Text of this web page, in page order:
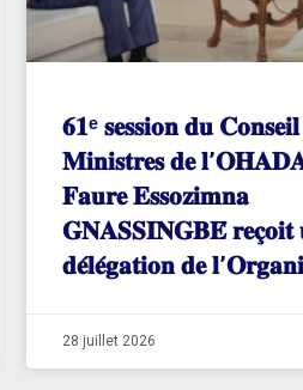
𝟔𝟏ᵉ 𝐬𝐞𝐬𝐬𝐢𝐨𝐧 𝐝𝐮
𝐌𝐢𝐧𝐢𝐬𝐭𝐫𝐞𝐬 𝐝𝐞
𝐅𝐚𝐮𝐫𝐞 𝐄𝐬𝐬𝐨𝐳𝐢𝐦𝐧𝐚
𝐆𝐍𝐀𝐒𝐒𝐈𝐍𝐆𝐁𝐄́ 𝐫𝐞𝐜̧𝐨𝐢𝐭
𝐝𝐞́𝐥𝐞́𝐠𝐚𝐭𝐢𝐨𝐧 𝐝𝐞
28 juillet 2026